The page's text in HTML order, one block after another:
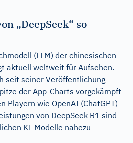
„DeepSeek“ so
(LLM) der chinesischen
aktuell weltweit für Aufsehen.
seit seiner Veröffentlichung
der App-Charts vorgekämpft
Playern wie OpenAI (ChatGPT)
von DeepSeek R1 sind
KI-Modelle nahezu